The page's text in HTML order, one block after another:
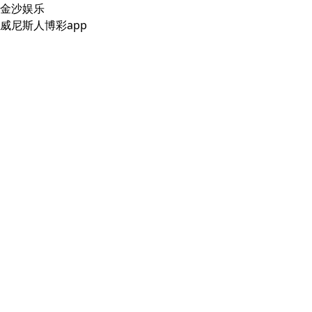
金沙娱乐
威尼斯人博彩app